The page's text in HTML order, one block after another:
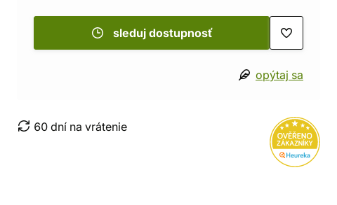
sleduj dostupnosť
opýtaj sa
60 dní na vrátenie